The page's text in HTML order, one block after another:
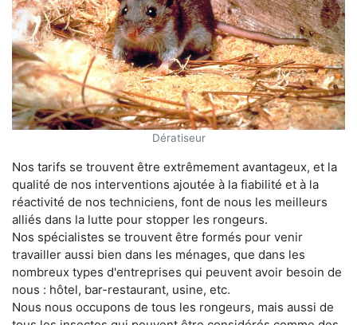
Dératiseur
Nos tarifs se trouvent être extrêmement avantageux, et la
qualité de nos interventions ajoutée à la fiabilité et à la
réactivité de nos techniciens, font de nous les meilleurs
alliés dans la lutte pour stopper les rongeurs.
Nos spécialistes se trouvent être formés pour venir
travailler aussi bien dans les ménages, que dans les
nombreux types d'entreprises qui peuvent avoir besoin de
nous : hôtel, bar-restaurant, usine, etc.
Nous nous occupons de tous les rongeurs, mais aussi de